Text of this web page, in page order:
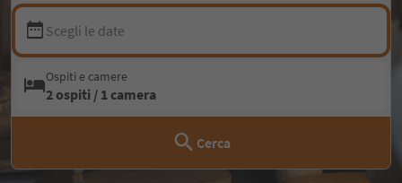
Scegli le date
Ospiti e camere
2 ospiti / 1 camera
Cerca